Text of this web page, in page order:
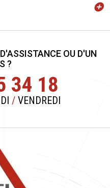
OU D'UN
?
34 18
/VENDREDI